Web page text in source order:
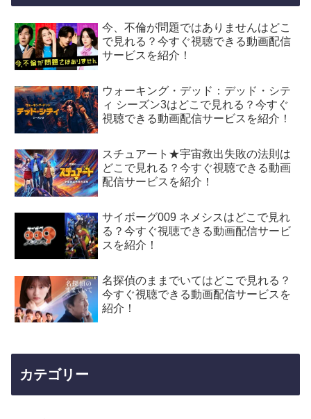
今、不倫が問題ではありませんはどこ
で見れる？今すぐ視聴できる動画配信
サービスを紹介！
ウォーキング・デッド：デッド・シテ
ィ シーズン3はどこで見れる？今すぐ
視聴できる動画配信サービスを紹介！
スチュアート★宇宙救出失敗の法則は
どこで見れる？今すぐ視聴できる動画
配信サービスを紹介！
サイボーグ009 ネメシスはどこで見れ
る？今すぐ視聴できる動画配信サービ
スを紹介！
名探偵のままでいてはどこで見れる？
今すぐ視聴できる動画配信サービスを
紹介！
カテゴリー